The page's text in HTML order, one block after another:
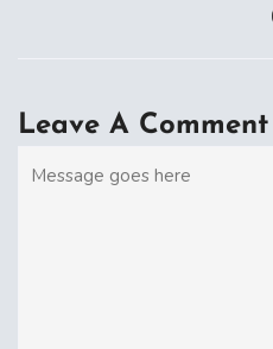
Leave A Comment